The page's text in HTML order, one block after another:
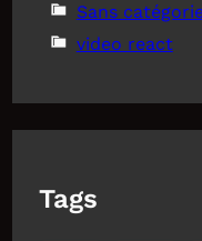
Sans
video react
Tags